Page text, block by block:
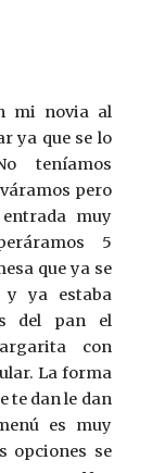
mi novia al
ya que se lo
teníamos
pero
muy
5
que ya se
y ya estaba
del pan el
con
La forma
te dan le dan
es muy
opciones se